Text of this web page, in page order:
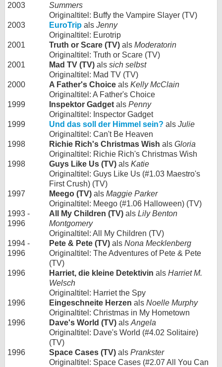
2003
Summers
Originaltitel: Buffy the Vampire Slayer (TV)
2003
EuroTrip als Jenny
Originaltitel: Eurotrip
2001
Truth or Scare (TV) als Moderatorin
Originaltitel: Truth or Scare (TV)
2001
Mad TV (TV) als sich selbst
Originaltitel: Mad TV (TV)
2000
A Father's Choice als Kelly McClain
Originaltitel: A Father's Choice
1999
Inspektor Gadget als Penny
Originaltitel: Inspector Gadget
1999
Und das soll der Himmel sein? als Julie
Originaltitel: Can't Be Heaven
1998
Richie Rich's Christmas Wish als Gloria
Originaltitel: Richie Rich's Christmas Wish
1998
Guys Like Us (TV) als Katie
Originaltitel: Guys Like Us (#1.03 Maestro's
First Crush) (TV)
1997
Meego (TV) als Maggie Parker
Originaltitel: Meego (#1.06 Halloween) (TV)
1993 -
1996
All My Children (TV) als Lily Benton
Montgomery
Originaltitel: All My Children (TV)
1994 -
1996
Pete & Pete (TV) als Nona Mecklenberg
Originaltitel: The Adventures of Pete & Pete
(TV)
1996
Harriet, die kleine Detektivin als Harriet M.
Welsch
Originaltitel: Harriet the Spy
1996
Eingeschneite Herzen als Noelle Murphy
Originaltitel: Christmas in My Hometown
1996
Dave's World (TV) als Angela
Originaltitel: Dave's World (#4.02 Solitaire)
(TV)
1996
Space Cases (TV) als Prankster
Originaltitel: Space Cases (#2.07 All You Can